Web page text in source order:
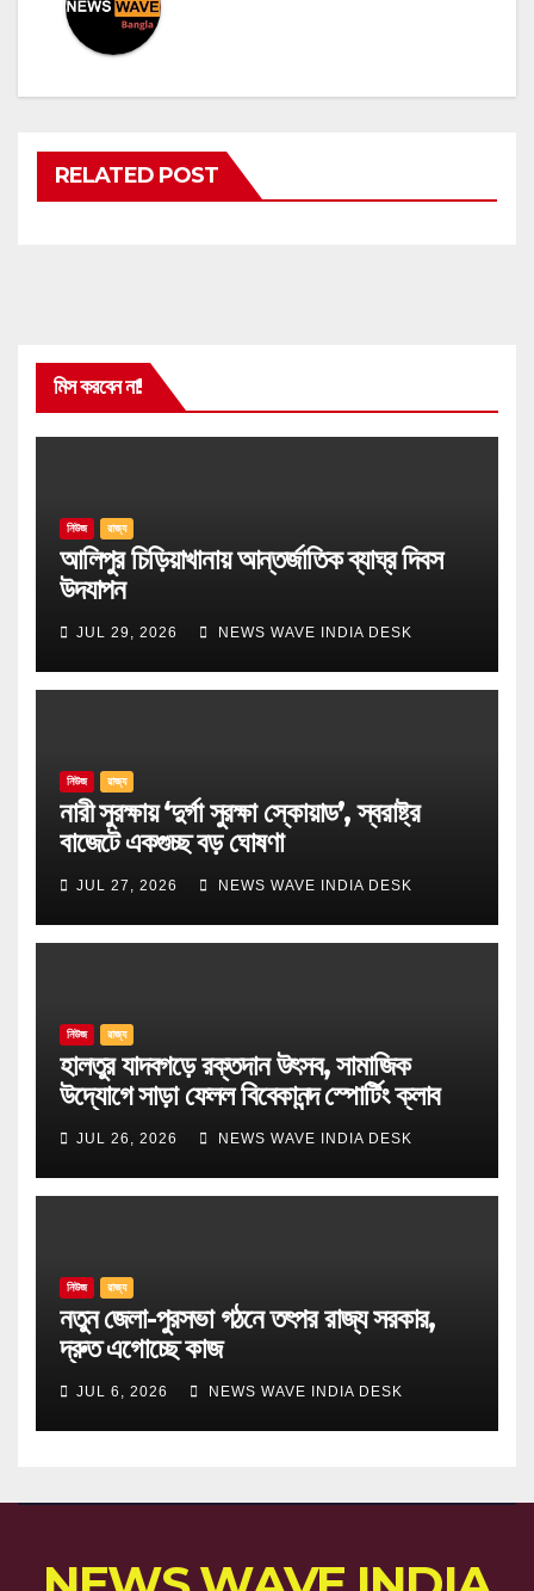
RELATED POST
মিস করবেন না!
নিউজ রাজ্য
আলিপুর চিড়িয়াখানায় আন্তর্জাতিক ব্যাঘ্র দিবস
উদযাপন
JUL 29, 2026 NEWS WAVE INDIA DESK
নিউজ রাজ্য
নারী সুরক্ষায় ‘দুর্গা সুরক্ষা স্কোয়াড’, স্বরাষ্ট্র
বাজেটে একগুচ্ছ বড় ঘোষণা
JUL 27, 2026 NEWS WAVE INDIA DESK
নিউজ রাজ্য
হালতুর যাদবগড়ে রক্তদান উৎসব, সামাজিক
উদ্যোগে সাড়া ফেলল বিবেকানন্দ স্পোর্টিং ক্লাব
JUL 26, 2026 NEWS WAVE INDIA DESK
নিউজ রাজ্য
নতুন জেলা-পুরসভা গঠনে তৎপর রাজ্য সরকার,
দ্রুত এগোচ্ছে কাজ
JUL 6, 2026 NEWS WAVE INDIA DESK